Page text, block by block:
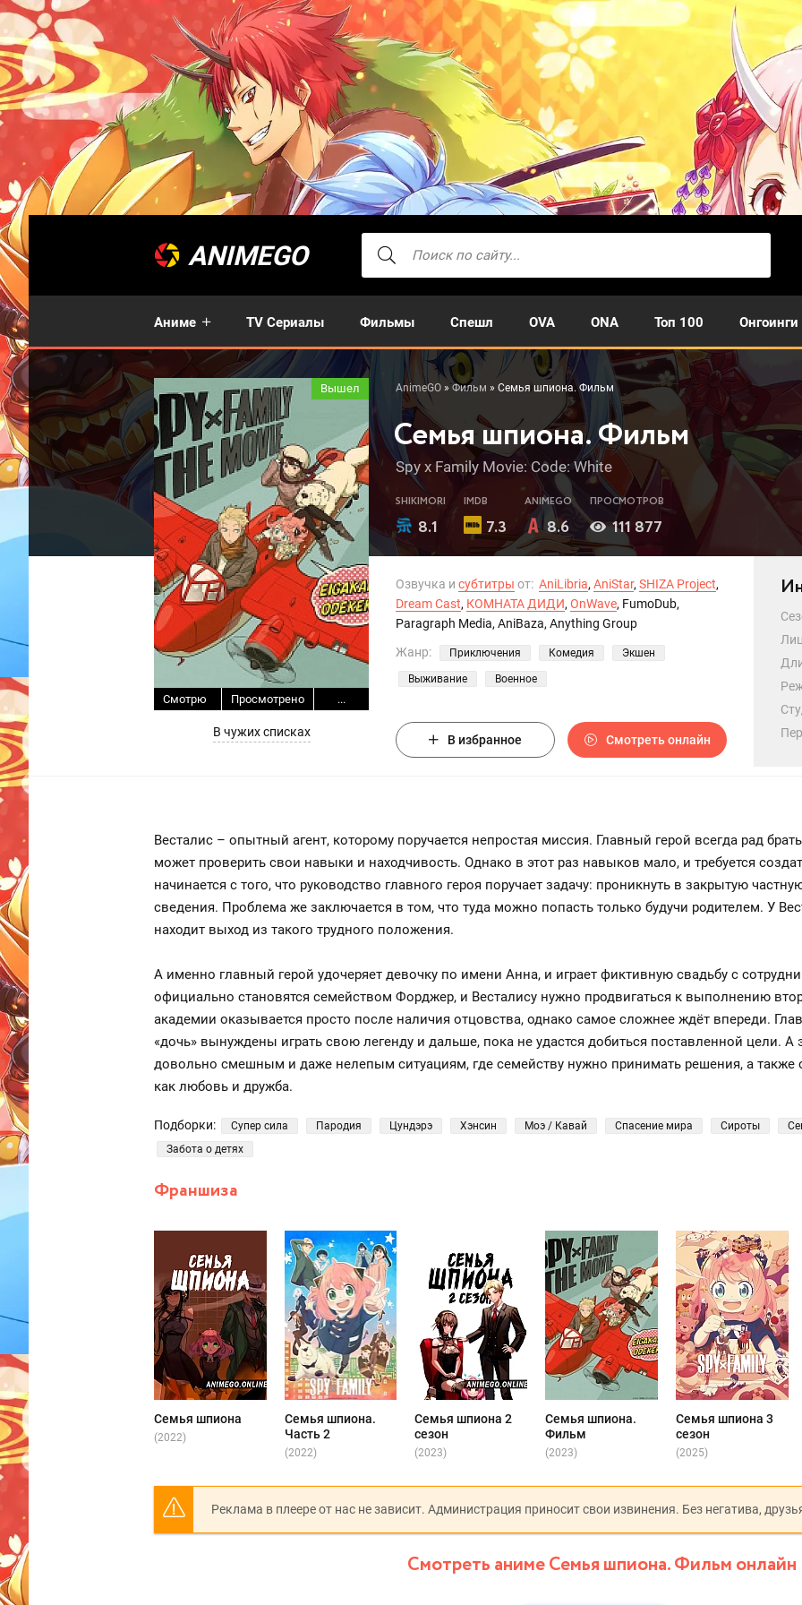
ANIMEGO
Аниме TV Сериалы Фильмы Спешл OVA ONA Топ 100 Онгоинги
AnimeGO »Фильм » Семья шпиона. Фильм
Семья шпиона. Фильм
Вышел
Смотрю Просмотрено ...
В чужих списках
Spy x Family Movie: Code: White
SHIKIMORI
8.1
IMDB
7.3
ANIMEGO
8.6
ПРОСМОТРОВ
111 877
Озвучка и субтитры от: AniLibria, AniStar, SHIZA Project,
Dream Cast, КОМНАТА ДИДИ, OnWave, FumoDub,
Paragraph Media, AniBaza, Anything Group
Жанр:
Приключения Комедия Экшен
Выживание Военное
В избранное Смотреть онлайн
Весталис – опытный агент, которому поручается непростая миссия. Главный герой всегда рад
может проверить свои навыки и находчивость. Однако в этот раз навыков мало, и требуется
начинается с того, что руководство главного героя поручает задачу: проникнуть в закрытую
сведения. Проблема же заключается в том, что туда можно попасть только будучи родителем. У
находит выход из такого трудного положения.
А именно главный герой удочеряет девочку по имени Анна, и играет фиктивную свадьбу с
официально становятся семейством Форджер, и Весталису нужно продвигаться к выполнению
академии оказывается просто после наличия отцовства, однако самое сложнее ждёт впереди.
«дочь» вынуждены играть свою легенду и дальше, пока не удастся добиться поставленной цели. А
довольно смешным и даже нелепым ситуациям, где семейству нужно принимать решения, а также
как любовь и дружба.
Подборки: Супер сила Пародия Цундэрэ Хэнсин Моэ / Кавай Спасение мира Сироты
Забота о детях
Франшиза
Семья шпиона
(2022)
Семья шпиона.
Часть 2
(2022)
Семья шпиона 2
сезон
(2023)
Семья шпиона.
Фильм
(2023)
Семья шпиона 3
сезон
(2025)
Реклама в плеере от нас не зависит. Администрация приносит свои извинения. Без негатива,
Смотреть аниме Семья шпиона. Фильм онлайн